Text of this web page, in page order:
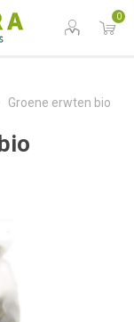
0
Groene erwten bio